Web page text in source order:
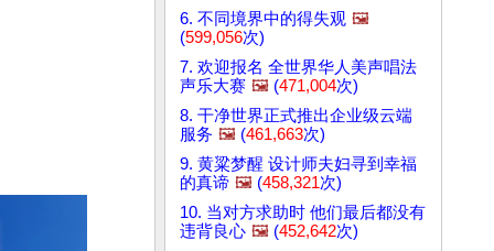
6. 不同境界中的得失观 🖼️
(599,056次)
7. 欢迎报名 全世界华人美声唱法
声乐大赛 🖼️ (471,004次)
8. 干净世界正式推出企业级云端
服务 🖼️ (461,663次)
9. 黄粱梦醒 设计师夫妇寻到幸福
的真谛 🖼️ (458,321次)
10. 当对方求助时 他们最后都没有
违背良心 🖼️ (452,642次)